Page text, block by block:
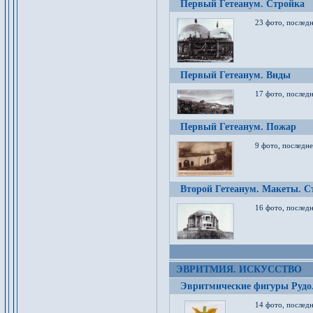
Первый Гетеанум. Стройка
23 фото,
Первый Гетеанум. Виды
17 фото,
Первый Гетеанум. Пожар
9 фото,
Второй Гетеанум. Макеты.
16 фото,
ЭВРИТМИЯ. ИСКУССТВО
Эвритмические фигуры
14 фото,